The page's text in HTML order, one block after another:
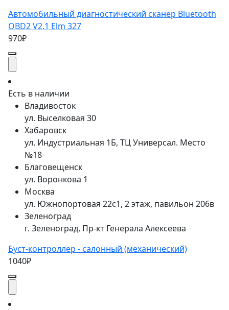
Автомобильный диагностический сканер Bluetooth
OBD2 V2.1 Elm 327
970₽
Есть в наличии
Владивосток
ул. Выселковая 30
Хабаровск
ул. Индустриальная 1Б, ТЦ Универсал. Место
№18
Благовещенск
ул. Воронкова 1
Москва
ул. Южнопортовая 22с1, 2 этаж, павильон 206в
Зеленоград
г. Зеленоград, Пр-кт Генерала Алексеева
Буст-контроллер - салонный (механический)
1040₽